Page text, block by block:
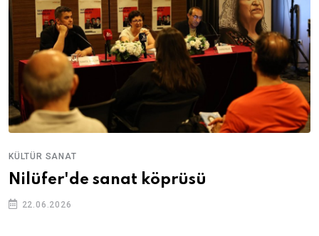
KÜLTÜR SANAT
Nilüfer'de sanat köprüsü
22.06.2026